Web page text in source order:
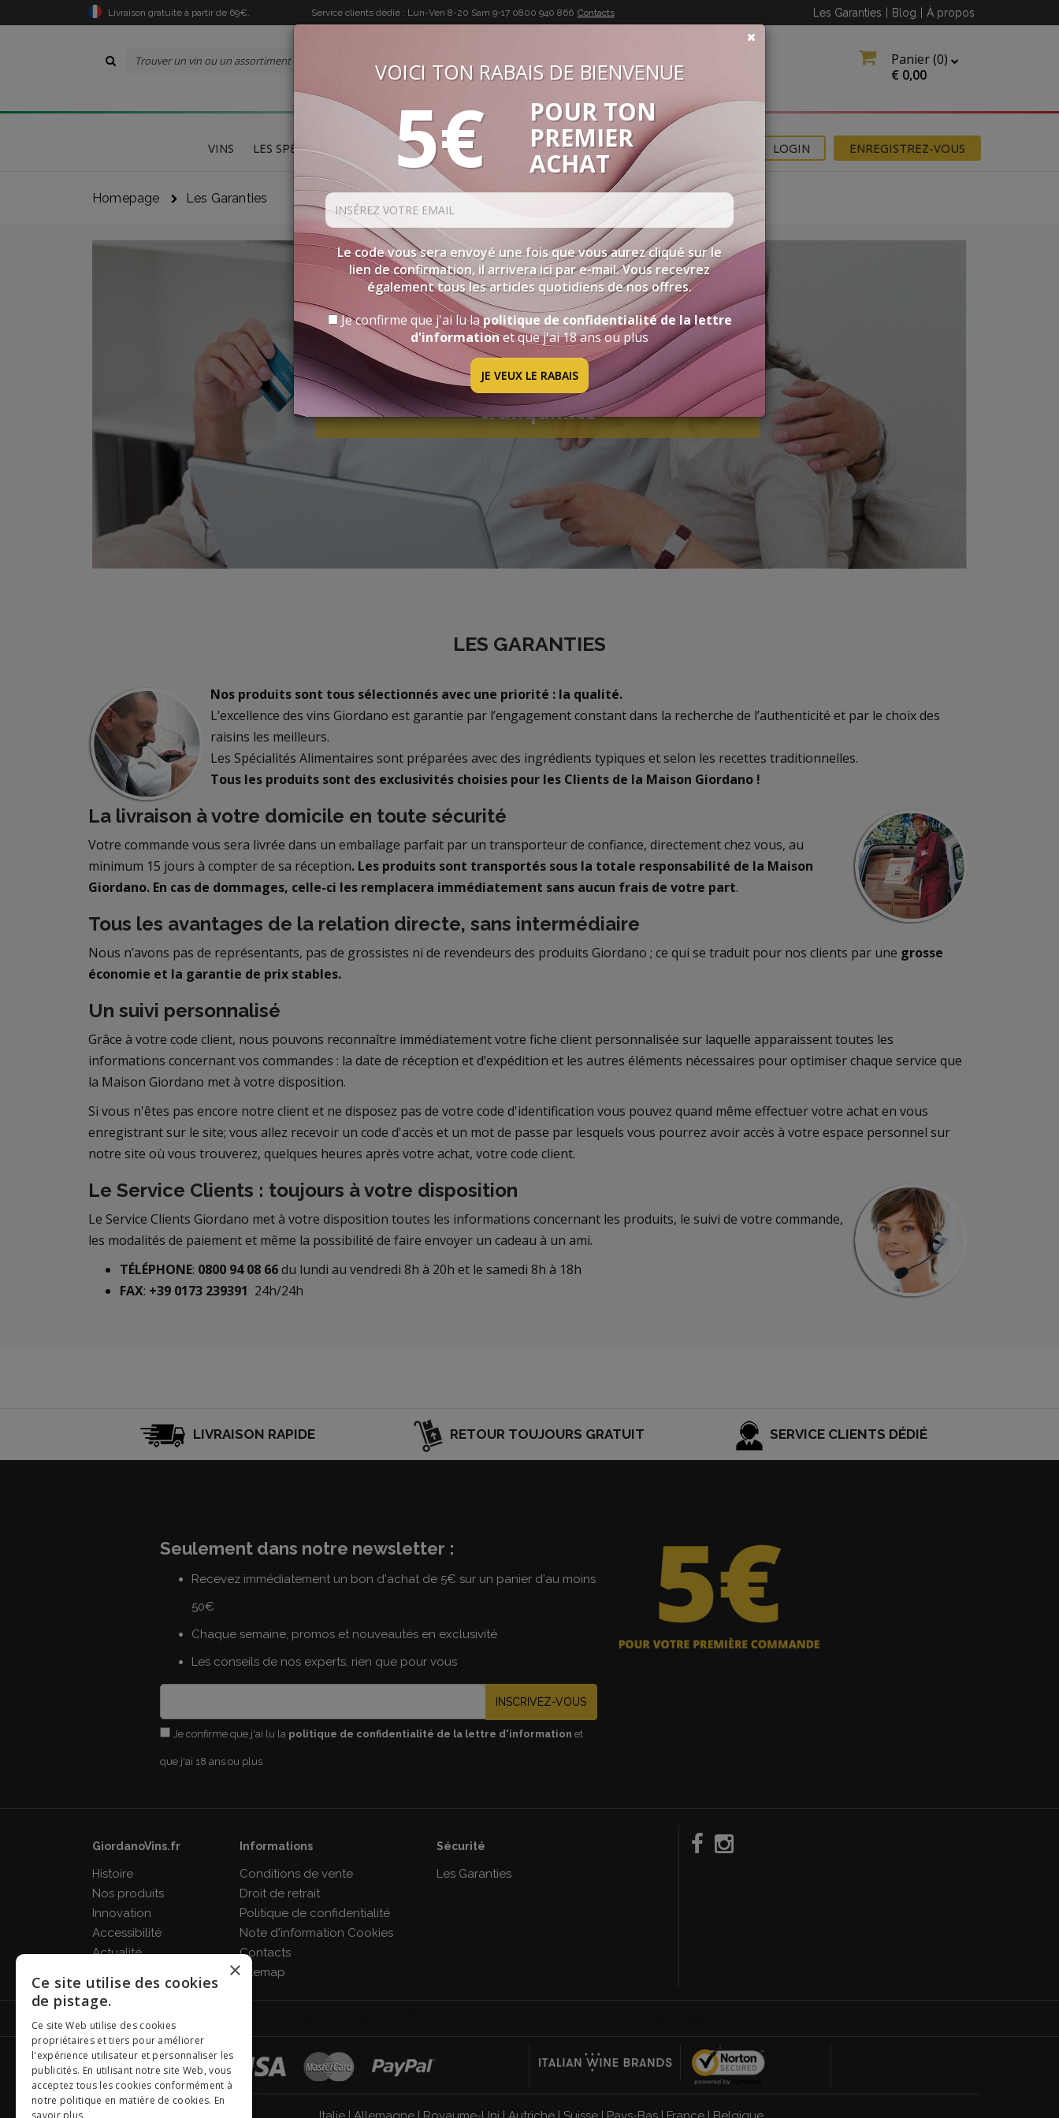
Livraison gratuite à partir de 69€. Service clients dédié : Lun-Ven 8-20 Sam 9-170800 940 866 Contacts Les Garanties Blog À propos
Panier (0)
€ 0,00
BUON VINO, BUONA VITA
VINS LES SPÉCIALITÉS SÉLECTIONS SPIRITUEUX ACCESSOIRES PROMOTIONS ENREGISTREZ-VOUS
LOGIN
Homepage Les Garanties
Des produits de qualité en toute
tranquillité
LES GARANTIES
Nos produits sont tous sélectionnés avec une priorité : la qualité.
L’excellence des vins Giordano est garantie par l’engagement constant dans la recherche de l’authenticité et par le choix des
raisins les meilleurs.
Les Spécialités Alimentaires sont préparées avec des ingrédients typiques et selon les recettes traditionnelles.
Tous les produits sont des exclusivités choisies pour les Clients de la Maison Giordano !
La livraison à votre domicile en toute sécurité
Votre commande vous sera livrée dans un emballage parfait par un transporteur de confiance, directement chez vous, au
minimum 15 jours à compter de sa réception. Les produits sont transportés sous la totale responsabilité de la Maison
Giordano. En cas de dommages, celle-ci les remplacera immédiatement sans aucun frais de votre part.
Tous les avantages de la relation directe, sans intermédiaire
Nous n’avons pas de représentants, pas de grossistes ni de revendeurs des produits Giordano ; ce qui se traduit pour nos clients par une grosse
économie et la garantie de prix stables.
Un suivi personnalisé
Grâce à votre code client, nous pouvons reconnaître immédiatement votre fiche client personnalisée sur laquelle apparaissent toutes les
informations concernant vos commandes : la date de réception et d’expédition et les autres éléments nécessaires pour optimiser chaque service que
la Maison Giordano met à votre disposition.
Si vous n'êtes pas encore notre client et ne disposez pas de votre code d'identification vous pouvez quand même effectuer votre achat en vous
enregistrant sur le site; vous allez recevoir un code d'accès et un mot de passe par lesquels vous pourrez avoir accès à votre espace personnel sur
notre site où vous trouverez, quelques heures après votre achat, votre code client.
Le Service Clients : toujours à votre disposition
Le Service Clients Giordano met à votre disposition toutes les informations concernant les produits, le suivi de votre commande,
les modalités de paiement et même la possibilité de faire envoyer un cadeau à un ami.
TÉLÉPHONE: 0800 94 08 66du lundi au vendredi 8h à 20h et le samedi 8h à 18h
FAX: +39 0173 239391 24h/24h
LIVRAISON RAPIDE RETOUR TOUJOURS GRATUIT SERVICE CLIENTS DÉDIÉ
Seulement dans notre newsletter :
Recevez immédiatement un bon d'achat de 5€ sur un panier d'au moins
50€
Chaque semaine, promos et nouveautés en exclusivité
Les conseils de nos experts, rien que pour vous
INSCRIVEZ-VOUS
Je confirme que j'ai lu la politique de confidentialité de la lettre d'information et
que j'ai 18 ans ou plus
GiordanoVins.fr
Histoire
Nos produits
Innovation
Accessibilité
Actualité
Informations
Conditions de vente
Droit de retrait
Politique de confidentialité
Note d'information Cookies
Contacts
Sitemap
Sécurité
Les Garanties
VOICI TON RABAIS DE BIENVENUE
5€
POUR TON
PREMIER
ACHAT
Le code vous sera envoyé une fois que vous aurez cliqué sur le
lien de confirmation, il arrivera ici par e-mail. Vous recevrez
également tous les articles quotidiens de nos offres.
Je confirme que j'ai lu lapolitique de confidentialité de la lettre
d'informationet que j'ai 18 ans ou plus
JE VEUX LE RABAIS
×
Ce site utilise des cookies
de pistage.
Ce site Web utilise des cookies
propriétaires et tiers pour améliorer
l'expérience utilisateur et personnaliser les
publicités. En utilisant notre site Web, vous
acceptez tous les cookies conformément à
notre politique en matière de cookies. En
savoir plus